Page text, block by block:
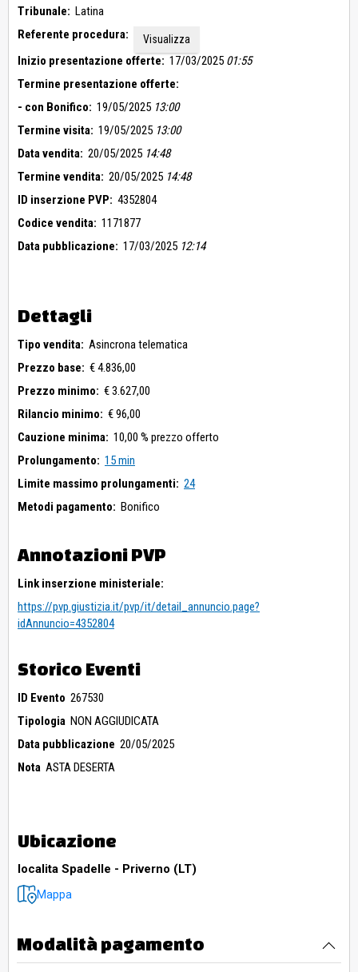
Tribunale: Latina
Referente procedura:
Visualizza
Inizio presentazione offerte: 17/03/2025 01:55
Termine presentazione offerte:
- con Bonifico: 19/05/2025 13:00
Termine visita: 19/05/2025 13:00
Data vendita: 20/05/2025 14:48
Termine vendita: 20/05/2025 14:48
ID inserzione PVP: 4352804
Codice vendita: 1171877
Data pubblicazione: 17/03/2025 12:14
Dettagli
Tipo vendita: Asincrona telematica
Prezzo base: € 4.836,00
Prezzo minimo: € 3.627,00
Rilancio minimo: € 96,00
Cauzione minima: 10,00 % prezzo offerto
Prolungamento: 15 min
Limite massimo prolungamenti: 24
Metodi pagamento: Bonifico
Annotazioni PVP
Link inserzione ministeriale:
https://pvp.giustizia.it/pvp/it/detail_annuncio.page?
idAnnuncio=4352804
Storico Eventi
ID Evento 267530
Tipologia NON AGGIUDICATA
Data pubblicazione 20/05/2025
Nota ASTA DESERTA
Ubicazione
localita Spadelle - Priverno (LT)
Mappa
Modalità pagamento